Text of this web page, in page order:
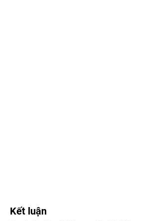
Kết luận